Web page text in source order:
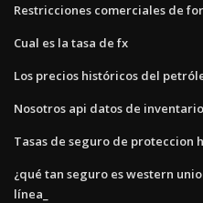
Restricciones comerciales de
Cual es la tasa de fx
Los precios históricos del
Nosotros api datos de inventario
Tasas de seguro de proteccion
¿qué tan seguro es western
línea_